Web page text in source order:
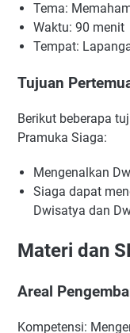
Tema:
Waktu: 90 menit
Tempat:
Tujuan
Berikut beberapa
Pramuka Siaga:
Mengenalkan
Siaga dapat
Dwisatya dan
Materi dan
Areal
Kompetensi: